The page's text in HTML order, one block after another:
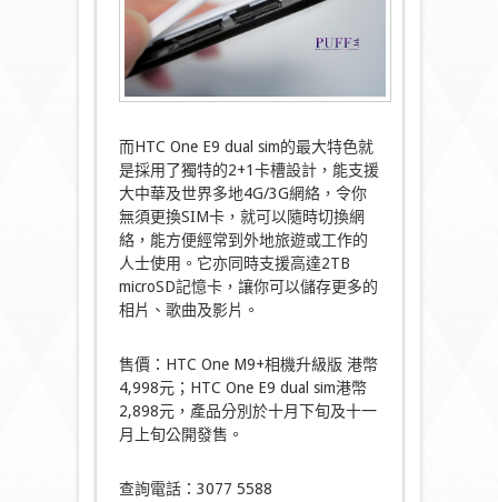
而HTC One E9 dual sim的最大特色就
是採用了獨特的2+1卡槽設計，能支援
大中華及世界多地4G/3G網絡，令你
無須更換SIM卡，就可以隨時切換網
絡，能方便經常到外地旅遊或工作的
人士使用。它亦同時支援高達2TB
microSD記憶卡，讓你可以儲存更多的
相片、歌曲及影片。
售價：HTC One M9+相機升級版 港幣
4,998元；HTC One E9 dual sim港幣
2,898元，產品分別於十月下旬及十一
月上旬公開發售。
查詢電話：3077 5588